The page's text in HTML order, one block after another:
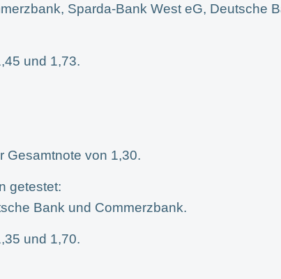
Sparda-Bank West eG, Deutsche
und 1,73.
Gesamtnote von 1,30.
getestet:
Bank und Commerzbank.
und 1,70.